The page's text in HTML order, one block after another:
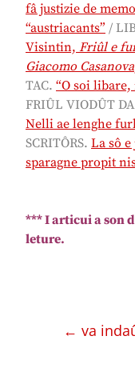
fâ justizie de
“austriacants” /
Visintin, Friûl e
Giacomo Casanova
TAC. “O soi
FRIÛL VIODÛT
Nelli ae lenghe
SCRITÔRS. La sô
sparagne propit
*** I articui a son
leture.
← va